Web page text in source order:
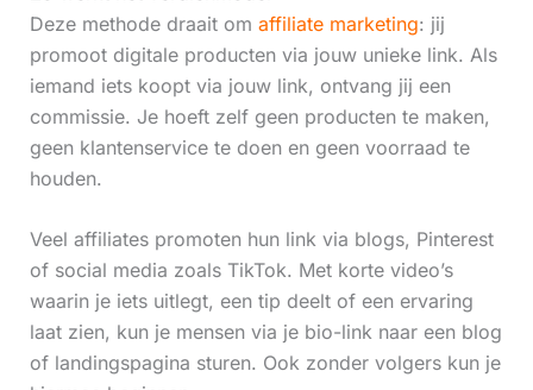
Deze methode draait om affiliate marketing: jij
promoot digitale producten via jouw unieke link. Als
iemand iets koopt via jouw link, ontvang jij een
commissie. Je hoeft zelf geen producten te maken,
geen klantenservice te doen en geen voorraad te
houden.
Veel affiliates promoten hun link via blogs, Pinterest
of social media zoals TikTok. Met korte video’s
waarin je iets uitlegt, een tip deelt of een ervaring
laat zien, kun je mensen via je bio-link naar een blog
of landingspagina sturen. Ook zonder volgers kun je